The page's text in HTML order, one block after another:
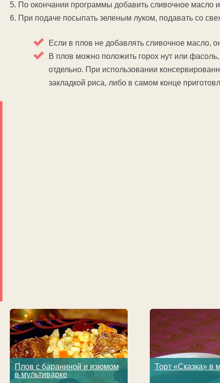
5. По окончании программы добавить сливочное масло
6. При подаче посыпать зеленым луком, подавать со
Если в плов не добавлять сливочное масло,
В плов можно положить горох нут или
отдельно. При использовании
закладкой риса, либо в самом конце
Плов с бараниной и изюмом
в мультиварке
Торт «Сказка» в